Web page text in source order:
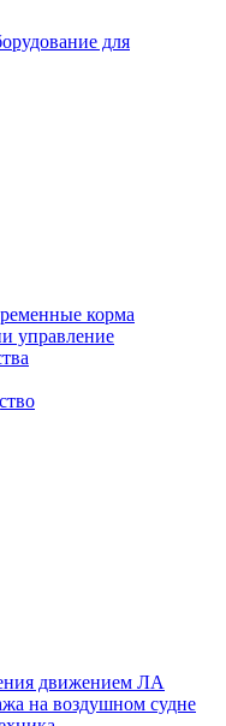
корма
управление
движением ЛА
на воздушном судне